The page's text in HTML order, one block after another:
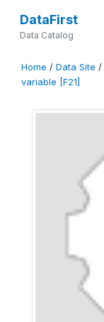
DataFirst
Data Catalog
Home / Data Site /
variable [F21]